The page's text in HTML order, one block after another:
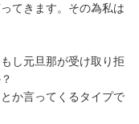
てきます。その為私は
し元旦那が受け取り拒
か言ってくるタイプで